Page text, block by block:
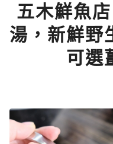
五木鮮魚
湯，新鮮野
可選